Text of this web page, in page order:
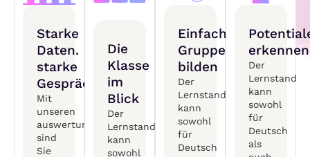
Starke
Daten.
starke
Gespräche.
Mit
unseren
auswertungen
sind
Sie
Die
Klasse
im
Blick
Der
Lernstand
kann
sowohl
Einfach
Gruppen
bilden
Der
Lernstand
kann
sowohl
für
Deutsch
erkennen
Der
Lernstand
kann
sowohl
für
Deutsch
als